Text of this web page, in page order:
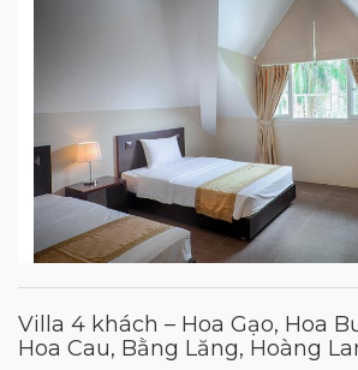
Villa 4 khách – Hoa Gạo, Hoa
Hoa Cau, Bằng Lăng, Hoàng